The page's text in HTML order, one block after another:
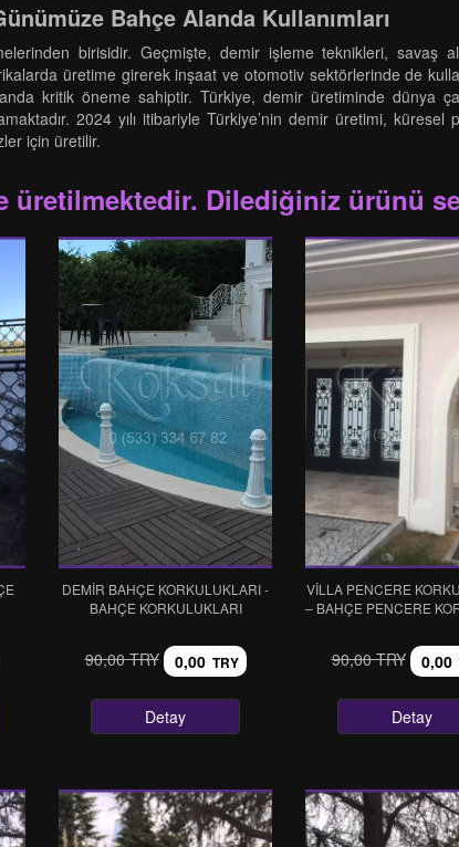
Bahçe Alanda Kullanımları
birisidir. Geçmişte, demir işleme teknikleri, savaş
üretime girerek inşaat ve otomotiv sektörlerinde de
kritik öneme sahiptir. Türkiye, demir üretiminde dünya
2024 yılı itibariyle Türkiye’nin demir üretimi,
için üretilir.
üretilmektedir. Dilediğiniz ürünü
DEMIR BAHÇE KORKULUKLARI -
BAHÇE KORKULUKLARI
90,00 TRY 0,00 TRY
Detay
VILLA PENCERE
– BAHÇE PENCERE
90,00 TRY 0,00
Detay